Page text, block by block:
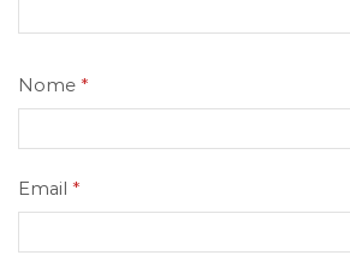
Nome *
Email *